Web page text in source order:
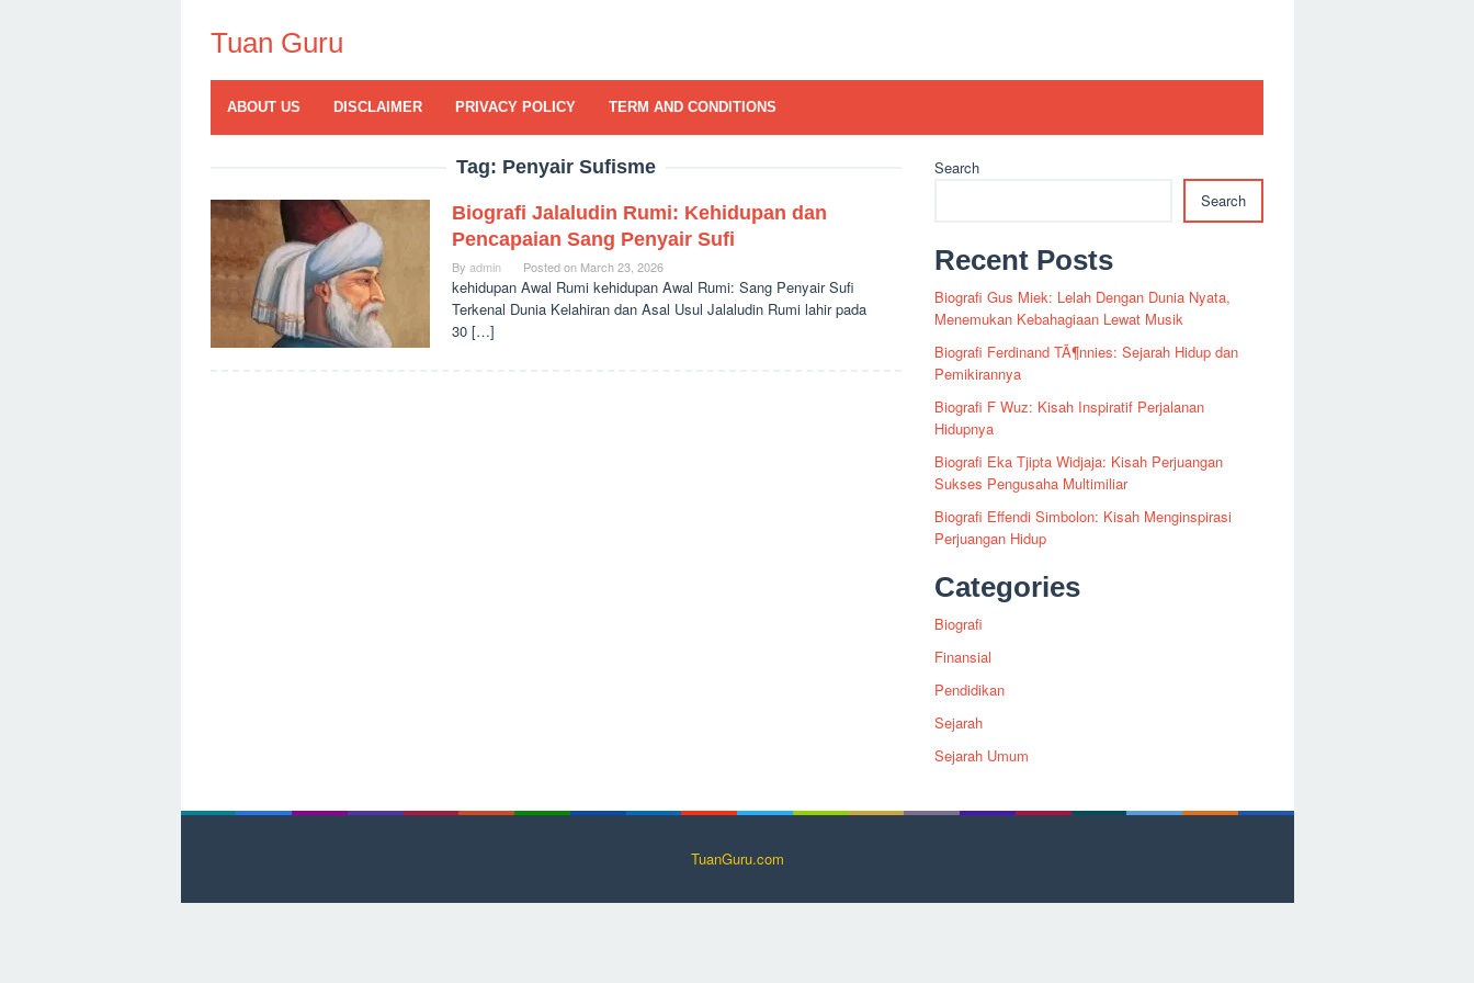
contentTuan Guru
ABOUT US DISCLAIMER PRIVACY POLICY TERM AND CONDITIONS
Tag: Penyair Sufisme
Biografi Jalaludin Rumi: Kehidupan dan
Pencapaian Sang Penyair Sufi
By admin Posted on March 23, 2026
kehidupan Awal Rumi kehidupan Awal Rumi: Sang Penyair Sufi
Terkenal Dunia Kelahiran dan Asal Usul Jalaludin Rumi lahir pada
30 […]
Search
Search
Recent Posts
Biografi Gus Miek: Lelah Dengan Dunia Nyata,
Menemukan Kebahagiaan Lewat Musik
Biografi Ferdinand TÃ¶nnies: Sejarah Hidup dan
Pemikirannya
Biografi F Wuz: Kisah Inspiratif Perjalanan
Hidupnya
Biografi Eka Tjipta Widjaja: Kisah Perjuangan
Sukses Pengusaha Multimiliar
Biografi Effendi Simbolon: Kisah Menginspirasi
Perjuangan Hidup
Categories
Biografi
Finansial
Pendidikan
Sejarah
Sejarah Umum
TuanGuru.com